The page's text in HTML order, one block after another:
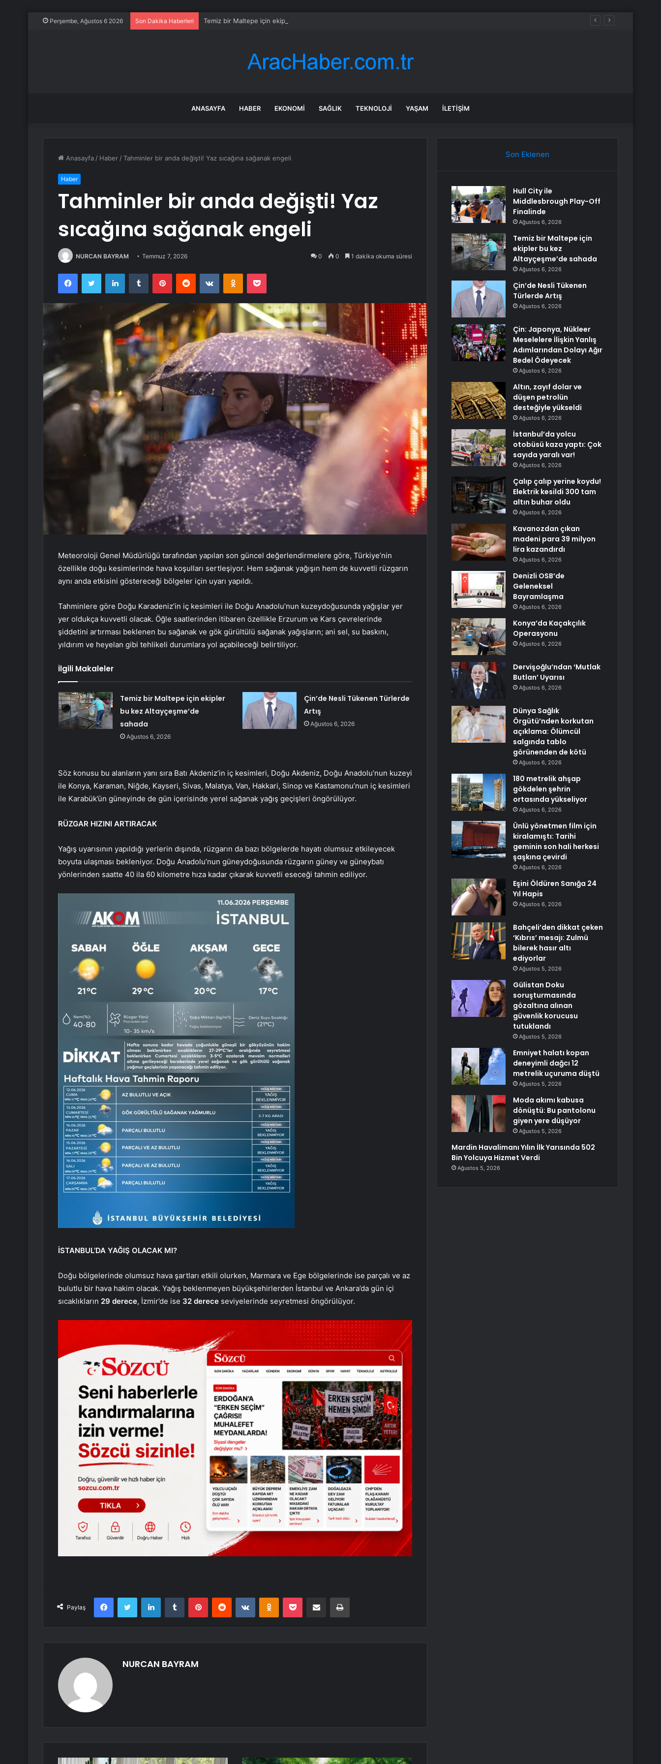
Perşembe, Ağustos 6 2026 Son Dakika Haberleri Temiz bir Maltepe için ekipler bu kez Altayçeşme’de sahada
ANASAYFA HABER EKONOMI SAĞLIK TEKNOLOJI YAŞAM İLETIŞIM
Anasayfa / Haber /Tahminler bir anda değişti! Yaz sıcağına sağanak engeli
Haber
Tahminler bir anda değişti! Yaz
sıcağına sağanak engeli
NURCAN BAYRAM Temmuz 7, 2026 0 0 1 dakika okuma süresi
FacebookTwitter LinkedInTumblr PinterestReddit VKontakteOdnoklassniki
Pocket
Meteoroloji Genel Müdürlüğü tarafından yapılan son güncel değerlendirmelere göre, Türkiye’nin
özellikle doğu kesimlerinde hava koşulları sertleşiyor. Hem sağanak yağışın hem de kuvvetli rüzgarın
aynı anda etkisini göstereceği bölgeler için uyarı yapıldı.
Tahminlere göre Doğu Karadeniz’in iç kesimleri ile Doğu Anadolu’nun kuzeydoğusunda yağışlar yer
yer oldukça kuvvetli olacak. Öğle saatlerinden itibaren özellikle Erzurum ve Kars çevrelerinde
şiddetini artırması beklenen bu sağanak ve gök gürültülü sağanak yağışların; ani sel, su baskını,
yıldırım ve heyelan gibi tehlikeli durumlara yol açabileceği belirtiliyor.
İlgili Makaleler
Temiz bir Maltepe için ekipler
bu kez Altayçeşme’de
sahada
Ağustos 6, 2026
Çin’de Nesli Tükenen Türlerde
Artış
Ağustos 6, 2026
Söz konusu bu alanların yanı sıra Batı Akdeniz’in iç kesimleri, Doğu Akdeniz, Doğu Anadolu’nun kuzeyi
ile Konya, Karaman, Niğde, Kayseri, Sivas, Malatya, Van, Hakkari, Sinop ve Kastamonu’nun iç kesimleri
ile Karabük’ün güneyinde de gün içerisinde yerel sağanak yağış geçişleri öngörülüyor.
RÜZGAR HIZINI ARTIRACAK
Yağış uyarısının yapıldığı yerlerin dışında, rüzgarın da bazı bölgelerde hayatı olumsuz etkileyecek
boyuta ulaşması bekleniyor. Doğu Anadolu’nun güneydoğusunda rüzgarın güney ve güneybatı
yönlerinden saatte 40 ila 60 kilometre hıza kadar çıkarak kuvvetli eseceği tahmin ediliyor.
İSTANBUL’DA YAĞIŞ OLACAK MI?
Doğu bölgelerinde olumsuz hava şartları etkili olurken, Marmara ve Ege bölgelerinde ise parçalı ve az
bulutlu bir hava hakim olacak. Yağış beklenmeyen büyükşehirlerden İstanbul ve Ankara’da gün içi
sıcaklıkların 29 derece, İzmir’de ise 32 derece seviyelerinde seyretmesi öngörülüyor.
Paylaş
FacebookTwitter LinkedInTumblr PinterestReddit VKontakteOdnoklassniki
Pocket E-Posta ile paylaş Yazdır
NURCAN BAYRAM
Son Eklenen
Hull City ile
Middlesbrough Play-Off
Finalinde
Ağustos 6, 2026
Temiz bir Maltepe için
ekipler bu kez
Altayçeşme’de sahada
Ağustos 6, 2026
Çin’de Nesli Tükenen
Türlerde Artış
Ağustos 6, 2026
Çin: Japonya, Nükleer
Meselelere İlişkin Yanlış
Adımlarından Dolayı Ağır
Bedel Ödeyecek
Ağustos 6, 2026
Altın, zayıf dolar ve
düşen petrolün
desteğiyle yükseldi
Ağustos 6, 2026
İstanbul’da yolcu
otobüsü kaza yaptı: Çok
sayıda yaralı var!
Ağustos 6, 2026
Çalıp çalıp yerine koydu!
Elektrik kesildi 300 tam
altın buhar oldu
Ağustos 6, 2026
Kavanozdan çıkan
madeni para 39 milyon
lira kazandırdı
Ağustos 6, 2026
Denizli OSB’de
Geleneksel
Bayramlaşma
Ağustos 6, 2026
Konya’da Kaçakçılık
Operasyonu
Ağustos 6, 2026
Dervişoğlu’ndan ‘Mutlak
Butlan’ Uyarısı
Ağustos 6, 2026
Dünya Sağlık
Örgütü’nden korkutan
açıklama: Ölümcül
salgında tablo
görünenden de kötü
Ağustos 6, 2026
180 metrelik ahşap
gökdelen şehrin
ortasında yükseliyor
Ağustos 6, 2026
Ünlü yönetmen film için
kiralamıştı: Tarihi
geminin son hali herkesi
şaşkına çevirdi
Ağustos 6, 2026
Eşini Öldüren Sanığa 24
Yıl Hapis
Ağustos 6, 2026
Bahçeli’den dikkat çeken
‘Kıbrıs’ mesajı: Zulmü
bilerek hasır altı
ediyorlar
Ağustos 5, 2026
Gülistan Doku
soruşturmasında
gözaltına alınan
güvenlik korucusu
tutuklandı
Ağustos 5, 2026
Emniyet halatı kopan
deneyimli dağcı 12
metrelik uçuruma düştü
Ağustos 5, 2026
Moda akımı kabusa
dönüştü: Bu pantolonu
giyen yere düşüyor
Ağustos 5, 2026
Mardin Havalimanı Yılın İlk Yarısında 502
Bin Yolcuya Hizmet Verdi
Ağustos 5, 2026